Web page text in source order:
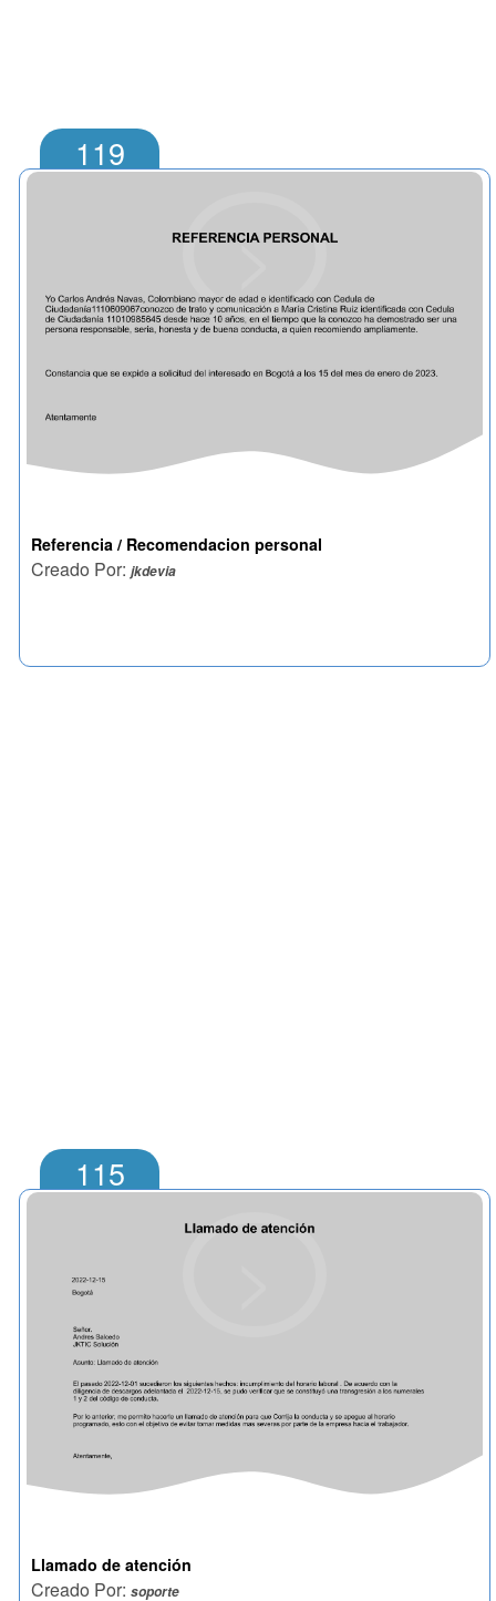
119
>
Referencia / Recomendacion personal
Creado Por:jkdevia
115
Llamado de atención
Creado Por:soporte